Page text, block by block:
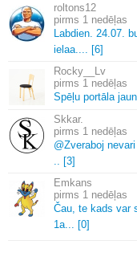
roltons12
1 nedēļas
Labdien. 24. 07.
ielaa.
[6]
Rocky__Lv
1 nedēļas
Spēļu portāla
Skkar.
1 nedēļas
@Zveraboj
[3]
Emkans
1 nedēļas
Čau, te kads var
1a.
[0]